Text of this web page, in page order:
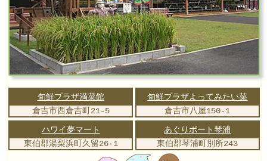
旬鮮プラザ満菜館
倉吉市西倉吉町21-5
旬鮮プラザよってみたい菜
倉吉市八屋150-1
ハワイ夢マート
東伯郡湯梨浜町久留26-1
あぐりポート琴浦
東伯郡琴浦町別所243